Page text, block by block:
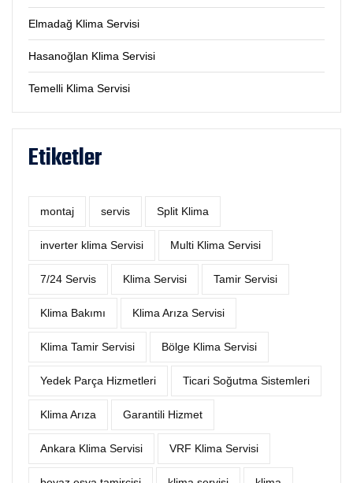
Elmadağ Klima Servisi
Hasanoğlan Klima Servisi
Temelli Klima Servisi
Etiketler
montaj servis Split Klima
inverter klima Servisi Multi Klima Servisi
7/24 Servis Klima Servisi Tamir Servisi
Klima Bakımı Klima Arıza Servisi
Klima Tamir Servisi Bölge Klima Servisi
Yedek Parça Hizmetleri Ticari Soğutma Sistemleri
Klima Arıza Garantili Hizmet
Ankara Klima Servisi VRF Klima Servisi